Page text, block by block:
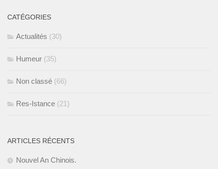
CATÉGORIES
Actualités (30)
Humeur (35)
Non classé (66)
Res-Istance (21)
ARTICLES RÉCENTS
Nouvel An Chinois.